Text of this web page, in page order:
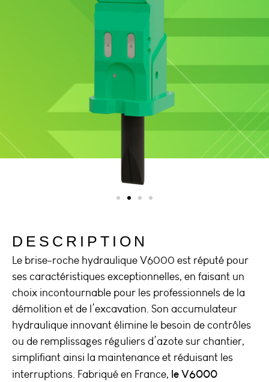
DESCRIPTION
Le brise-roche hydraulique V6000 est réputé pour
ses caractéristiques exceptionnelles, en faisant un
choix incontournable pour les professionnels de la
démolition et de l’excavation. Son accumulateur
hydraulique innovant élimine le besoin de contrôles
ou de remplissages réguliers d’azote sur chantier,
simplifiant ainsi la maintenance et réduisant les
interruptions. Fabriqué en France, le V6000